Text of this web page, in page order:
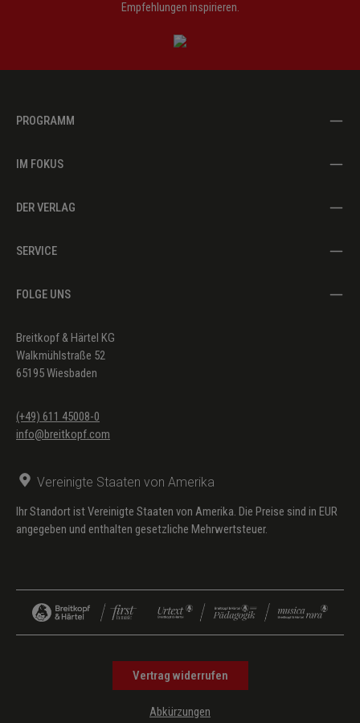
Empfehlungen inspirieren.
PROGRAMM
IM FOKUS
DER VERLAG
SERVICE
FOLGE UNS
Breitkopf & Härtel KG
Walkmühlstraße 52
65195 Wiesbaden
(+49) 611 45008-0
info@breitkopf.com
Vereinigte Staaten von Amerika
Ihr Standort ist Vereinigte Staaten von Amerika. Die Preise sind in EUR
angegeben und enthalten gesetzliche Mehrwertsteuer.
Vertrag widerrufen
Abkürzungen